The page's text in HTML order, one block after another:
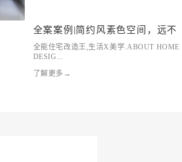
全案案例|简约风素色空间，远不
全能住宅改造王,生活X美学.ABOUT HOME
DESIG...
了解更多→